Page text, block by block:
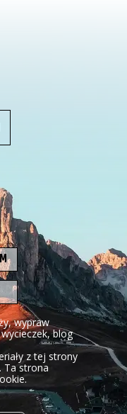
wypraw
blog
z tej strony
. Ta strona